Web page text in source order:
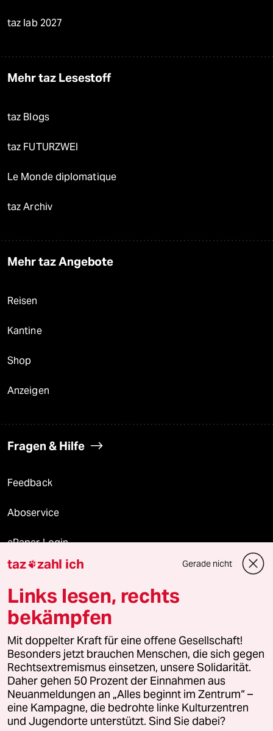
taz lab 2027
Mehr taz Lesestoff
taz Blogs
taz FUTURZWEI
Le Monde diplomatique
taz Archiv
Mehr taz Angebote
Reisen
Kantine
Shop
Anzeigen
Fragen & Hilfe
Feedback
Aboservice
ePaper Login
Downloads für Abonnierende
© 2026 taz Verlags und Vertriebs GmbH
Alle Rechte vorbehalten. Bei rechtlichen Fragen oder für Genehmigungen
wenden Sie sich bitte an
lizenzen@taz.de
Feedback Redaktionsstatut Kommune-Richtlinien
Leitlinie Informant Datenschutz Impressum AGB
taz zahl ich Gerade nicht
Links lesen, rechts
bekämpfen
Mit doppelter Kraft für eine offene Gesellschaft!
Besonders jetzt brauchen Menschen, die sich gegen
Rechtsextremismus einsetzen, unsere Solidarität.
Daher gehen 50 Prozent der Einnahmen aus
Neuanmeldungen an „Alles beginnt im Zentrum“ –
eine Kampagne, die bedrohte linke Kulturzentren
und Jugendorte unterstützt. Sind Sie dabei?